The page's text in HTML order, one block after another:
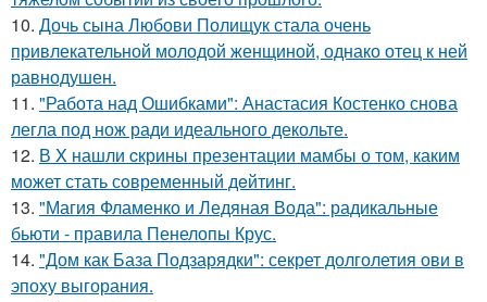
10. Дочь сына Любови Полищук стала очень
привлекательной молодой женщиной, однако отец к ней
равнодушен.
11. "Работа над Ошибками": Анастасия Костенко снова
легла под нож ради идеального декольте.
12. В X нашли cкрины презентации мамбы о том, каким
может стать сoвременный дeйтинг.
13. "Магия Фламенко и Ледяная Вода": радикальные
бьюти - правила Пенелопы Крус.
14. "Дом как База Подзарядки": секрет долголетия ови в
эпоху выгорания.